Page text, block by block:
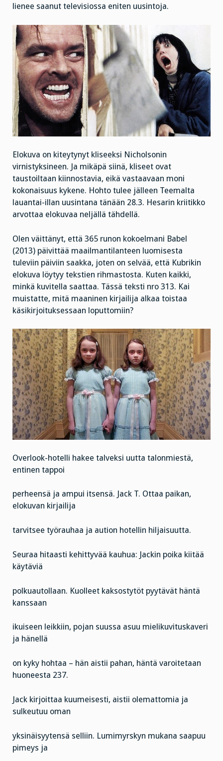
lienee saanut televisiossa eniten uusintoja.
Elokuva on kiteytynyt kliseeksi Nicholsonin
virnistyksineen. Ja mikäpä siinä, kliseet ovat
taustoiltaan kiinnostavia, eikä vastaavaan moni
kokonaisuus kykene. Hohto tulee jälleen Teemalta
lauantai-illan uusintana tänään 28.3. Hesarin kriitikko
arvottaa elokuvaa neljällä tähdellä.
Olen väittänyt, että 365 runon kokoelmani Babel
(2013) päivittää maailmantilanteen luomisesta
tuleviin päiviin saakka, joten on selvää, että Kubrikin
elokuva löytyy tekstien rihmastosta. Kuten kaikki,
minkä kuvitella saattaa. Tässä teksti nro 313. Kai
muistatte, mitä maaninen kirjailija alkaa toistaa
käsikirjoituksessaan loputtomiin?
Overlook-hotelli hakee talveksi uutta talonmiestä,
entinen tappoi
perheensä ja ampui itsensä. Jack T. Ottaa paikan,
elokuvan kirjailija
tarvitsee työrauhaa ja aution hotellin hiljaisuutta.
Seuraa hitaasti kehittyvää kauhua: Jackin poika kiitää
käytäviä
polkuautollaan. Kuolleet kaksostytöt pyytävät häntä
kanssaan
ikuiseen leikkiin, pojan suussa asuu mielikuvituskaveri
ja hänellä
on kyky hohtaa – hän aistii pahan, häntä varoitetaan
huoneesta 237.
Jack kirjoittaa kuumeisesti, aistii olemattomia ja
sulkeutuu oman
yksinäisyytensä selliin. Lumimyrskyn mukana saapuu
pimeys ja